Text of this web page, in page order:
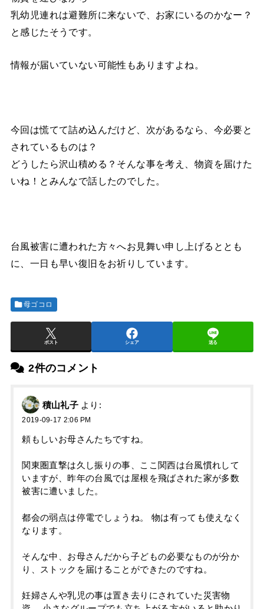
乳幼児連れは避難所に来ないで、お家にいるのかなー？
と感じたそうです。
情報が届いていない可能性もありますよね。
今回は慌てて詰め込んだけど、次があるなら、今必要と
されているものは？
どうしたら沢山積める？そんな事を考え、物資を届けた
いね！とみんなで話したのでした。
台風被害に遭われた方々へお見舞い申し上げるととも
に、一日も早い復旧をお祈りしています。
母ゴコロ
ポスト シェア 送る
2件のコメント
積山礼子 より:
2019-09-17 2:06 PM
頼もしいお母さんたちですね。
関東圏直撃は久し振りの事、ここ関西は台風慣れして
いますが、昨年の台風では屋根を飛ばされた家が多数
被害に遭いました。
都会の弱点は停電でしょうね。 物は有っても使えなく
なります。
そんな中、お母さんだから子どもの必要なものが分か
り、ストックを届けることができたのですね。
妊婦さんや乳児の事は置き去りにされていた災害物